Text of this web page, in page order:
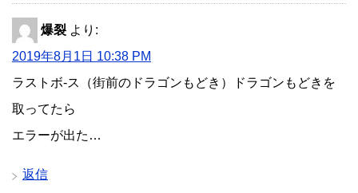
爆裂 より:
2019年8月1日 10:38 PM
ラストボ-ス（街前のドラゴンもどき）ドラゴンもどきを
取ってたら
エラーが出た…
返信